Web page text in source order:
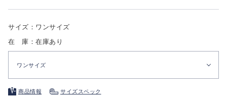
サイズ：ワンサイズ
在 庫：在庫あり
ワンサイズ
商品情報 サイズスペック